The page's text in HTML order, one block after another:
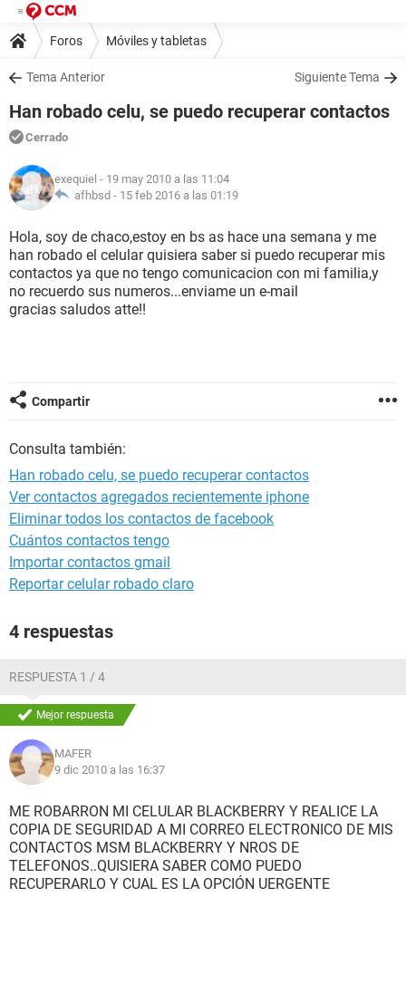
Foros Móviles y tabletas
Tema Anterior Siguiente Tema
Han robado celu, se puedo recuperar contactos
Cerrado
exequiel - 19 may 2010 a las 11:04
afhbsd - 15 feb 2016 a las 01:19
Hola, soy de chaco,estoy en bs as hace una semana y me
han robado el celular quisiera saber si puedo recuperar mis
contactos ya que no tengo comunicacion con mi familia,y
no recuerdo sus numeros...enviame un e-mail
gracias saludos atte!!
Compartir
Consulta también:
Han robado celu, se puedo recuperar contactos
Ver contactos agregados recientemente iphone
Eliminar todos los contactos de facebook
Cuántos contactos tengo
Importar contactos gmail
Reportar celular robado claro
4 respuestas
RESPUESTA 1 / 4
Mejor respuesta
MAFER
9 dic 2010 a las 16:37
ME ROBARRON MI CELULAR BLACKBERRY Y REALICE LA
COPIA DE SEGURIDAD A MI CORREO ELECTRONICO DE MIS
CONTACTOS MSM BLACKBERRY Y NROS DE
TELEFONOS..QUISIERA SABER COMO PUEDO
RECUPERARLO Y CUAL ES LA OPCIÓN UERGENTE